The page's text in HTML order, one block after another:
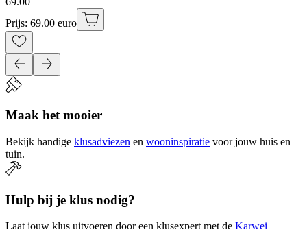
Prijs: 69.00 euro
Maak het mooier
Bekijk handige klusadviezen en wooninspiratie voor jouw huis en
tuin.
Hulp bij je klus nodig?
Laat jouw klus uitvoeren door een klusexpert met de Karwei